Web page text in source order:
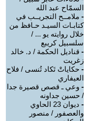
السمّاح عبد الله
- ملامــح التجريــب في
كتابـات السيـد حـافظ من
خلال روايته يو ... /
سلسبيل كريبع
- قناديل الحكمة / د. خالد
زغريت
- حكاياتْ تَكاد تُنسى / فلاح
العيفاري
- وعي ـ قصص قصيرة جدا
/ حسين جداونه
-
ديوان 23 الحاوي
والعصفور / منصور